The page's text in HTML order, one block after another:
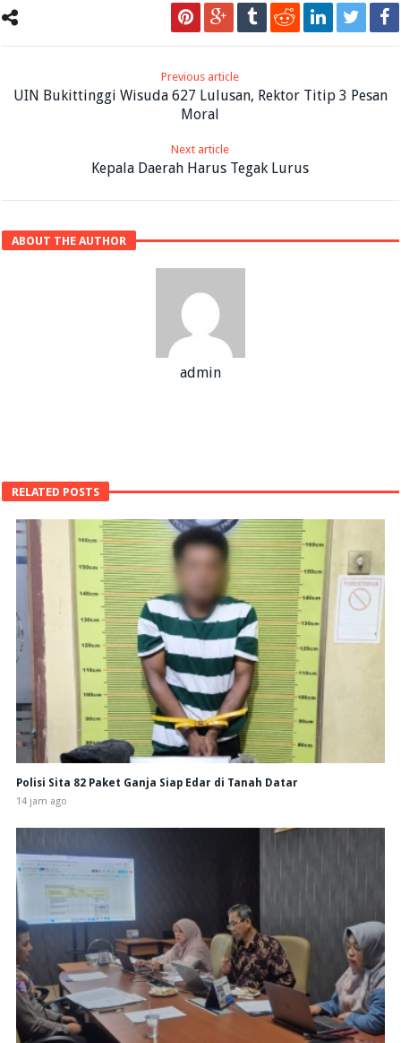
Previous article
UIN Bukittinggi Wisuda 627 Lulusan, Rektor Titip 3 Pesan
Moral
Next article
Kepala Daerah Harus Tegak Lurus
ABOUT THE AUTHOR
admin
RELATED POSTS
Polisi Sita 82 Paket Ganja Siap Edar di Tanah Datar
14 jam ago